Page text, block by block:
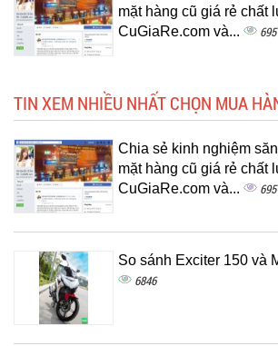
mặt hàng cũ giá rẻ chất
CuGiaRe.com và...
TIN XEM NHIỀU NHẤT CHỌN MUA
Chia sẻ kinh nghiệm
mặt hàng cũ giá rẻ chất
CuGiaRe.com và...
So sánh Exciter 150 và
6846